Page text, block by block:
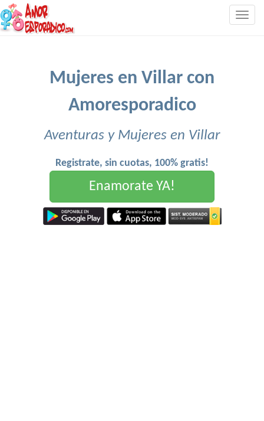
Mujeres en Villar con
Amoresporadico
Aventuras y Mujeres en Villar
Registrate, sin cuotas, 100% gratis!
Enamorate YA!